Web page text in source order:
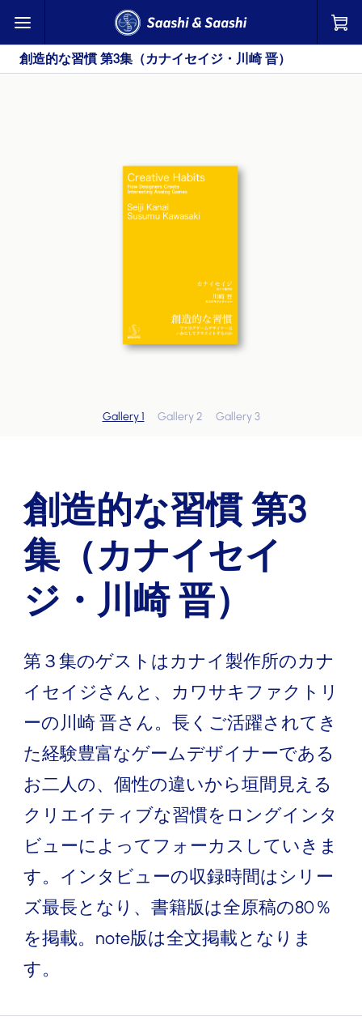
創造的な習慣 第3集（カナイセイジ・川崎 晋）
Gallery 1 Gallery 2 Gallery 3
創造的な習慣 第3
集（カナイセイ
ジ・川崎 晋）
第３集のゲストはカナイ製作所のカナ
イセイジさんと、カワサキファクトリ
ーの川崎 晋さん。長くご活躍されてき
た経験豊富なゲームデザイナーである
お二人の、個性の違いから垣間見える
クリエイティブな習慣をロングインタ
ビューによってフォーカスしていきま
す。インタビューの収録時間はシリー
ズ最長となり、書籍版は全原稿の80％
を掲載。note版は全文掲載となりま
す。